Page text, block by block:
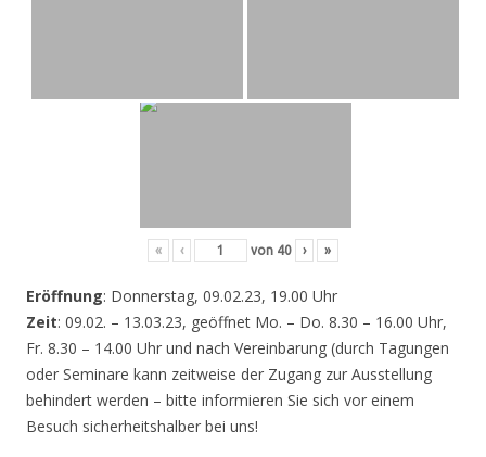
« ‹ von 40 › »
Eröffnung: Donnerstag, 09.02.23, 19.00 Uhr
Zeit: 09.02. – 13.03.23, geöffnet Mo. – Do. 8.30 – 16.00 Uhr,
Fr. 8.30 – 14.00 Uhr und nach Vereinbarung (durch Tagungen
oder Seminare kann zeitweise der Zugang zur Ausstellung
behindert werden – bitte informieren Sie sich vor einem
Besuch sicherheitshalber bei uns!